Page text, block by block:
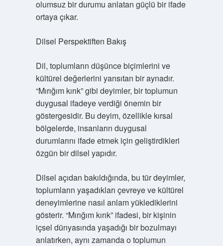
olumsuz bir durumu anlatan güçlü bir ifade
ortaya çıkar.
Dilsel Perspektiften Bakış
Dil, toplumların düşünce biçimlerini ve
kültürel değerlerini yansıtan bir aynadır.
“Mırığım kırık” gibi deyimler, bir toplumun
duygusal ifadeye verdiği önemin bir
göstergesidir. Bu deyim, özellikle kırsal
bölgelerde, insanların duygusal
durumlarını ifade etmek için geliştirdikleri
özgün bir dilsel yapıdır.
Dilsel açıdan bakıldığında, bu tür deyimler,
toplumların yaşadıkları çevreye ve kültürel
deneyimlerine nasıl anlam yüklediklerini
gösterir. “Mırığım kırık” ifadesi, bir kişinin
içsel dünyasında yaşadığı bir bozulmayı
anlatırken, aynı zamanda o toplumun